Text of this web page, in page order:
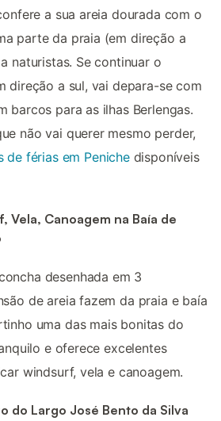
a sua areia dourada com o
parte da praia (em direção a
naturistas. Se continuar o
direção a sul, vai depara-se com
barcos para as ilhas Berlengas.
não vai querer mesmo perder,
de férias em Penichedisponíveis
Vela, Canoagem na Baía de
desenhada em 3
de areia fazem da praia e baía
uma das mais bonitas do
e oferece excelentes
windsurf, vela e canoagem.
do Largo José Bento da Silva